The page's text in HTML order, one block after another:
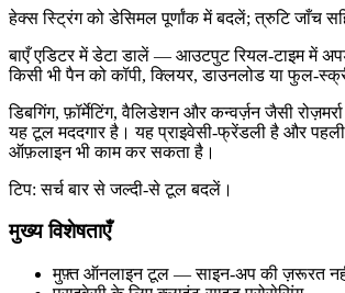
हेक्स स्ट्रिंग को डेसिमल पूर्णांक में बदलें; त्रुटि जाँच
बाएँ एडिटर में डेटा डालें — आउटपुट रियल‑टाइम में
किसी भी पैन को कॉपी, क्लियर, डाउनलोड या
डिबगिंग, फ़ॉर्मेटिंग, वैलिडेशन और कन्वर्ज़न जैसी
यह टूल मददगार है। यह प्राइवेसी‑फ्रेंडली है और पहली
ऑफ़लाइन भी काम कर सकता है।
टिप: सर्च बार से जल्दी‑से टूल बदलें।
मुख्य विशेषताएँ
मुफ़्त ऑनलाइन टूल — साइन‑अप की ज़रूरत